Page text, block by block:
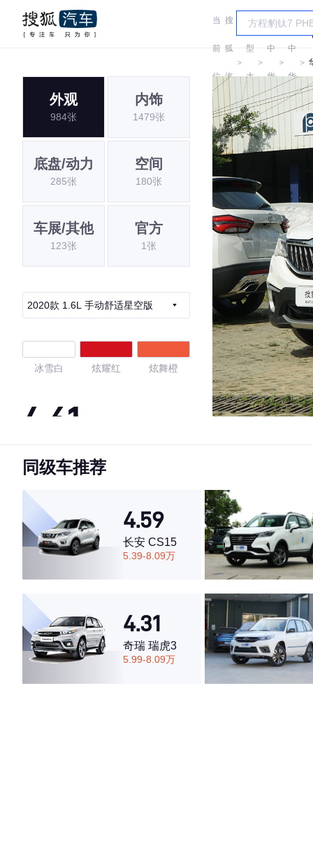
当
前
位
置:
搜
狐
汽
车
＞
车
型
大
全
＞
中
华
＞
中
华
＞
外观
984张
内饰
1479张
底盘/动力
285张
空间
180张
车展/其他
123张
官方
1张
2020款 1.6L 手动舒适星空版
冰雪白 炫耀红 炫舞橙
4.61
·外观表现较为优秀，优于61%同级车
·空间表现较为优秀，优于69%同级车
同级车推荐
4.59
长安 CS15
5.39-8.09万
4.31
奇瑞 瑞虎3
5.99-8.09万